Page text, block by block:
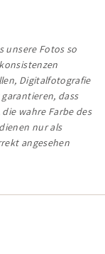
unsere Fotos so
Digitalfotografie
dass
wahre Farbe des
nur als
angesehen